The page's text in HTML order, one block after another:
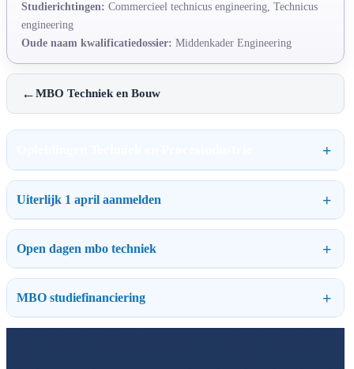
Studierichtingen: Commercieel technicus engineering, Technicus
engineering
Oude naam kwalificatiedossier: Middenkader Engineering
←MBO Techniek en Bouw
Uiterlijk 1 april aanmelden
Open dagen mbo techniek
MBO studiefinanciering